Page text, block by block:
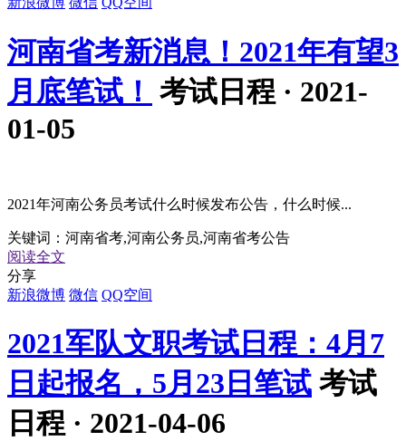
河南省考新消息！2021年有望3
月底笔试！ 考试日程 · 2021-
01-05
2021年河南公务员考试什么时候发布公告，什么时候...
关键词： 河南省考,河南公务员,河南省考公告
阅读全文
分享
新浪微博 微信 QQ空间
2021军队文职考试日程：4月7
日起报名，5月23日笔试 考试
日程 · 2021-04-06